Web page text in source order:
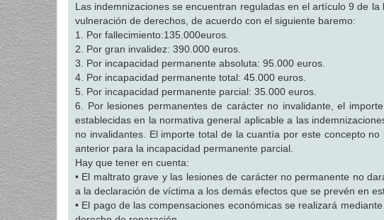
Las indemnizaciones se encuentran reguladas en el artículo 9 de
vulneración de derechos, de acuerdo con el siguiente baremo:
1. Por fallecimiento:135.000euros.
2. Por gran invalidez: 390.000 euros.
3. Por incapacidad permanente absoluta: 95.000 euros.
4. Por incapacidad permanente total: 45.000 euros.
5. Por incapacidad permanente parcial: 35.000 euros.
6. Por lesiones permanentes de carácter no invalidante, el
establecidas en la normativa general aplicable a las
no invalidantes. El importe total de la cuantía por este concepto
anterior para la incapacidad permanente parcial.
Hay que tener en cuenta:
• El maltrato grave y las lesiones de carácter no permanente no
a la declaración de víctima a los demás efectos que se prevén en
• El pago de las compensaciones económicas se realizará